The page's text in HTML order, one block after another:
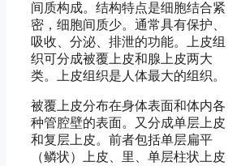
间质构成。结构特点是细胞结合紧
密，细胞间质少。通常具有保护、
吸收、分泌、排泄的功能。上皮组
织可分成被覆上皮和腺上皮两大
类。上皮组织是人体最大的组织。
被覆上皮分布在身体表面和体内各
种管腔壁的表面。又分成单层上皮
和复层上皮。前者包括单层扁平
（鳞状）上皮、里、单层柱状上皮